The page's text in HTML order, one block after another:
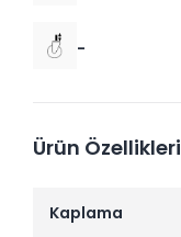
-
Ürün Özellikleri
Kaplama